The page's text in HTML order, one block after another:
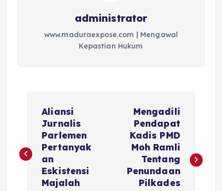
administrator
www.maduraexpose.com | Mengawal
Kepastian Hukum
v
Aliansi
Jurnalis
Parlemen
Pertanyak
an
Eskistensi
Majalah
Mengadili
Pendapat
Kadis PMD
Moh Ramli
Tentang
Penundaan
Pilkades